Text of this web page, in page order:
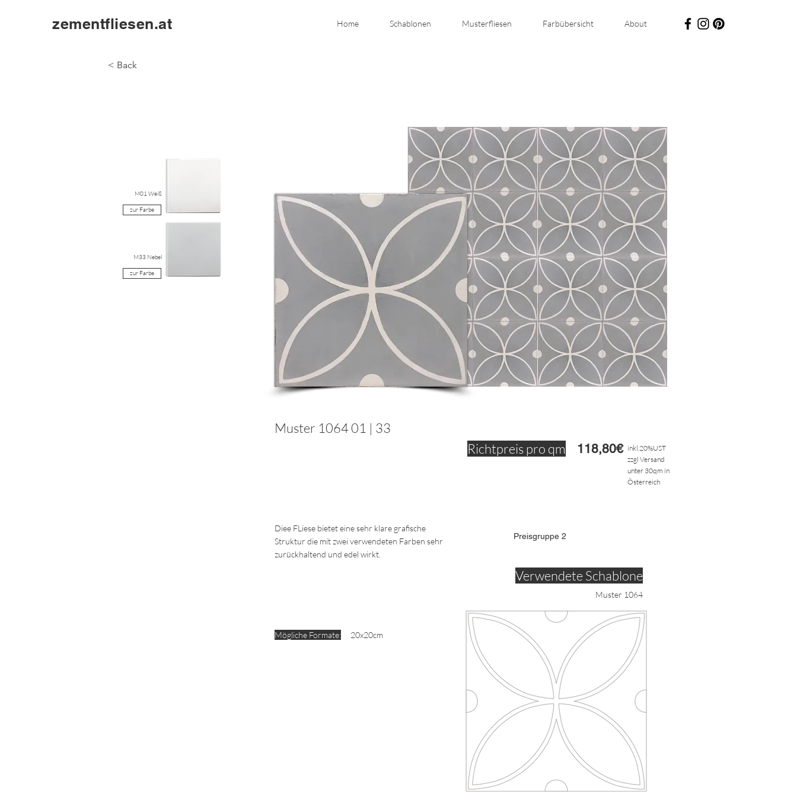
zementfliesen.at Home Schablonen Musterfliesen Farbübersicht About
< Back
Muster 1064 01 | 33
118,80€
Richtpreis pro qm
inkl.20%UST
zzgl Versand
unter 30qm in
Österreich
Diee FLiese bietet eine sehr klare grafische
Struktur die mit zwei verwendeten Farben sehr
zurückhaltend und edel wirkt.
Preisgruppe 2
Verwendete Schablone
Muster 1064
20x20cm
Mögliche Formate:
M01 Weiß
zur Farbe
M33 Nebel
zur Farbe